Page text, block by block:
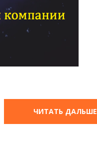
ЧИТАТЬ ДАЛЬШЕ